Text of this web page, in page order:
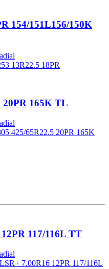
154/151L156/150K
20PR 165K TL
117/116L TT